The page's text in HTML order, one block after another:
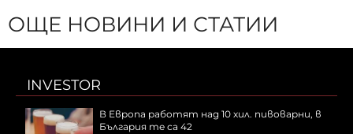
ОЩЕ НОВИНИ И СТАТИИ
INVESTOR
В Европа работят над 10 хил. пивоварни, в
България те са 42